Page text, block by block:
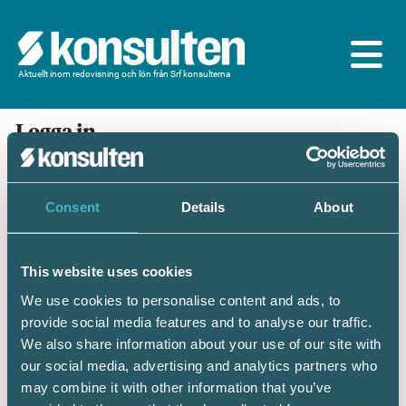
Consent Details About
This website uses cookies
We use cookies to personalise content and ads, to
provide social media features and to analyse our traffic.
We also share information about your use of our site with
our social media, advertising and analytics partners who
may combine it with other information that you’ve
Aktuellt inom redovisning och lön från Srf konsulterna
Logga in
En prenumeration ingår för dig som är
medlem/ansluten till Srf konsulterna. Du loggar in
med BankID eller samma lösenord som du har på
Mobilt BankID
Personnummer(ÅÅÅÅMMDDNNNN)